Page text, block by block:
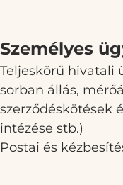
Személyes
Teljeskörű hivatali
sorban állás,
szerződéskötések
intézése stb.)
Postai és